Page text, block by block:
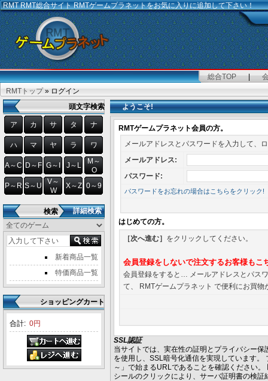
RMTRMT総合サイト RMTゲームプラネットをお気に入りに追加して下さい！
総合TOP |
RMTトップ » ログイン
頭文字検索
ア カ サ タ ナ
ハ マ ヤ ラ ワ
A～C D～F G～I J～L
M～
O
P～R S～U
V～
W
X～Z 0～9
検索 詳細検索
新着商品一覧
特価商品一覧
ショッピングカート
合計: 0円
ようこそ!
RMTゲームプラネット会員の方。
メールアドレスとパスワードを入力して、
メールアドレス:
パスワード:
パスワードをお忘れの場合はこちらをクリック!
はじめての方。
［次へ進む］ をクリックしてください。
会員登録をしないで注文するお客様もこ
会員登録をすると… メールアドレスとパス
て、 RMTゲームプラネット で便利にお買物
SSL認証
当サイトでは、実在性の証明とプライバシー
を使用し、SSL暗号化通信を実現しています
～」で始まるURLであることを確認ください
シールのクリックにより、サーバ証明書の検証